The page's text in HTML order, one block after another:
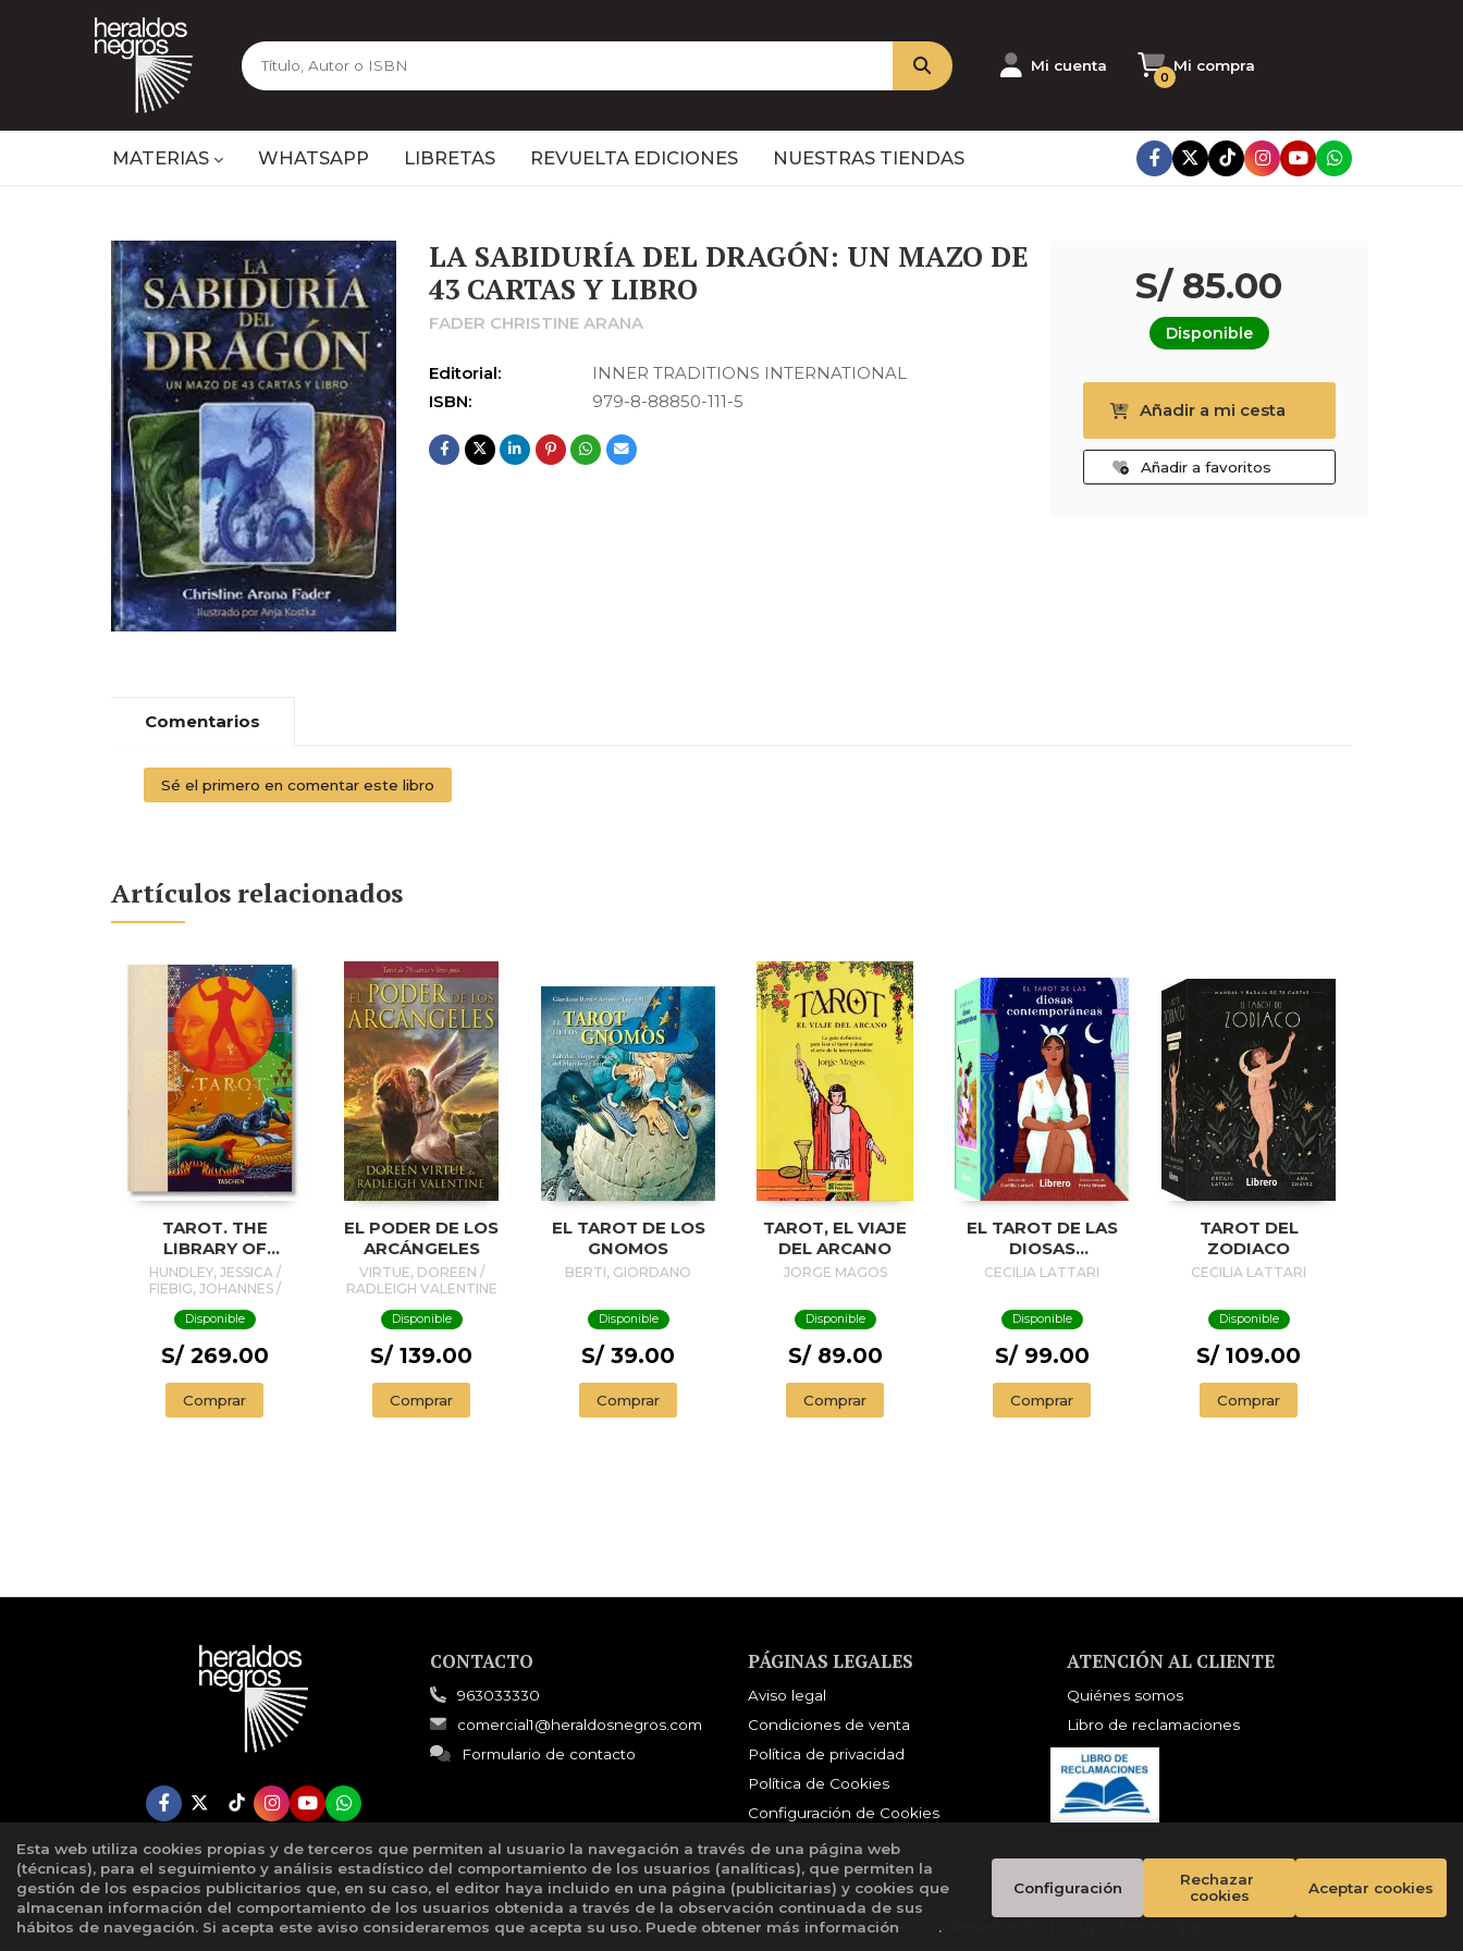
Mi cuenta Mi compra
0
MATERIAS WHATSAPP LIBRETAS REVUELTA EDICIONES NUESTRAS TIENDAS
LA SABIDURÍA DEL DRAGÓN: UN MAZO DE
43 CARTAS Y LIBRO
FADER CHRISTINE ARANA
Editorial:
INNER TRADITIONS INTERNATIONAL
ISBN:
979-8-88850-111-5
S/ 85.00
Disponible
Añadir a mi cesta
Añadir a favoritos
Comentarios
Sé el primero en comentar este libro
Artículos relacionados
TAROT. THE
LIBRARY OF
ESOTERICA
HUNDLEY, JESSICA /
FIEBIG, JOHANNES /
Disponible
S/ 269.00
Comprar
EL PODER DE LOS
ARCÁNGELES
VIRTUE, DOREEN /
RADLEIGH VALENTINE
Disponible
S/ 139.00
Comprar
EL TAROT DE LOS
GNOMOS
BERTI, GIORDANO
Disponible
S/ 39.00
Comprar
TAROT, EL VIAJE
DEL ARCANO
JORGE MAGOS
Disponible
S/ 89.00
Comprar
EL TAROT DE LAS
DIOSAS
CONTEMPORANEAS
CECILIA LATTARI
Disponible
S/ 99.00
Comprar
TAROT DEL
ZODIACO
CECILIA LATTARI
Disponible
S/ 109.00
Comprar
CONTACTO
963033330
comercial1@heraldosnegros.com
Formulario de contacto
PÁGINAS LEGALES
Aviso legal
Condiciones de venta
Política de privacidad
Política de Cookies
Configuración de Cookies
ATENCIÓN AL CLIENTE
Quiénes somos
Libro de reclamaciones
2026 ©DISTRIBUIDORA DE LIBROS HERALDOS NEGROS SAC. Todos los Derechos Reservados |
Esta web utiliza cookies propias y de terceros que permiten al usuario la navegación a través de una página web
(técnicas), para el seguimiento y análisis estadístico del comportamiento de los usuarios (analíticas), que permiten la
gestión de los espacios publicitarios que, en su caso, el editor haya incluido en una página (publicitarias) y cookies que
almacenan información del comportamiento de los usuarios obtenida a través de la observación continuada de sus
hábitos de navegación. Si acepta este aviso consideraremos que acepta su uso. Puede obtener más información
.
Configuración
Rechazar
cookies
Aceptar cookies